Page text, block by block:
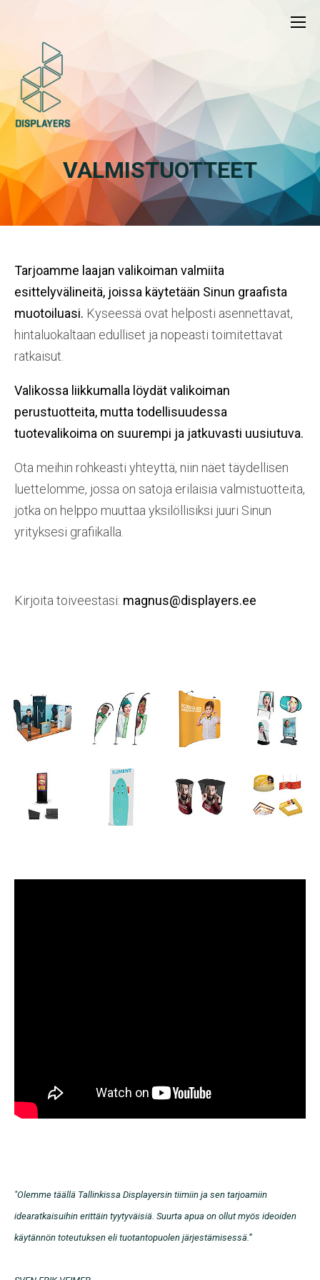
VALMISTUOTTEET
Tarjoamme laajan valikoiman valmiita
esittelyvälineitä, joissa käytetään Sinun graafista
muotoiluasi. Kyseessä ovat helposti asennettavat,
hintaluokaltaan edulliset ja nopeasti toimitettavat
ratkaisut.
Valikossa liikkumalla löydät valikoiman
perustuotteita, mutta todellisuudessa
tuotevalikoima on suurempi ja jatkuvasti uusiutuva.
Ota meihin rohkeasti yhteyttä, niin näet täydellisen
luettelomme, jossa on satoja erilaisia valmistuotteita,
jotka on helppo muuttaa yksilöllisiksi juuri Sinun
yrityksesi grafiikalla.
Kirjoita toiveestasi: magnus@displayers.ee
"Olemme täällä Tallinkissa Displayersin tiimiin ja sen tarjoamiin
idearatkaisuihin erittäin tyytyväisiä. Suurta apua on ollut myös ideoiden
käytännön toteutuksen eli tuotantopuolen järjestämisessä.”